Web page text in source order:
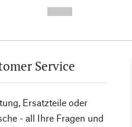
Service
Ersatzteile oder
- all Ihre Fragen und